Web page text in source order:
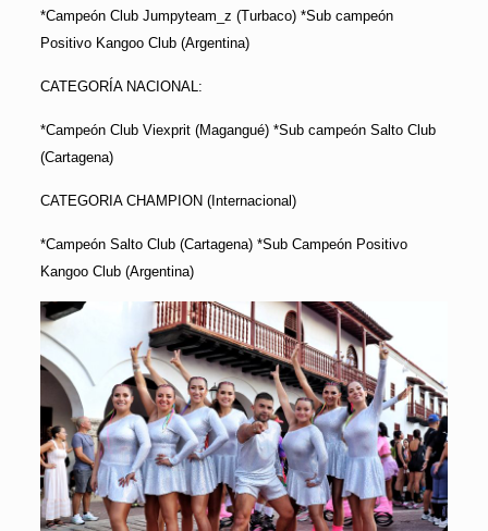
*Campeón Club Jumpyteam_z (Turbaco) *Sub campeón
Positivo Kangoo Club (Argentina)
CATEGORÍA NACIONAL:
*Campeón Club Viexprit (Magangué) *Sub campeón Salto Club
(Cartagena)
CATEGORIA CHAMPION (Internacional)
*Campeón Salto Club (Cartagena) *Sub Campeón Positivo
Kangoo Club (Argentina)